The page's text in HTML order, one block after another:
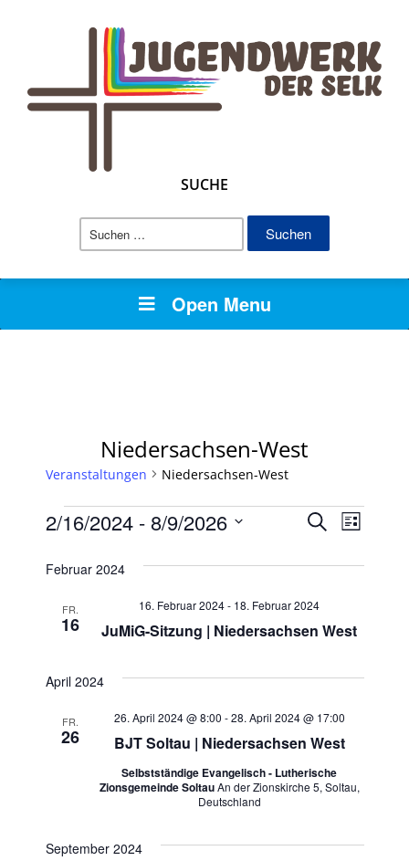
SUCHE
Suchen
Open Menu
Niedersachsen-West
Veranstaltungen Niedersachsen-West
Veranstaltungen
Suche
und
SucheListe
2/16/2024 - 8/9/2026
wählen.
Februar 2024
FR.
16 JuMiG-Sitzung | Niedersachsen West
16. Februar 2024- 18. Februar 2024
April 2024
FR.
26 BJT Soltau | Niedersachsen West
26. April 2024 @ 8:00 -28. April 2024 @ 17:00
Selbstständige Evangelisch - Lutherische
Zionsgemeinde SoltauAn der Zionskirche 5, Soltau,
Deutschland
September 2024